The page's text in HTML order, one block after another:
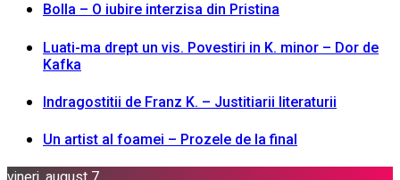
Bolla – O iubire interzisa din Pristina
Luati-ma drept un vis. Povestiri in K. minor – Dor de
Kafka
Indragostitii de Franz K. – Justitiarii literaturii
Un artist al foamei – Prozele de la final